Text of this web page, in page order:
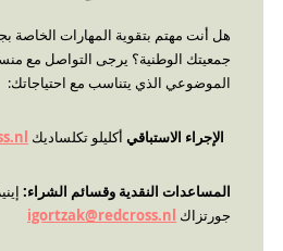
هل أنت مهتم بتقوية المهارات الخاصة
جمعيتك الوطنية؟ يرجى التواصل مع
الموضوعي الذي يتناسب مع احتياجاتك:
الإجراء الاستباقي أكليلو تكلساديك
المساعدات النقدية وقسائم الشراء:إينيز
جورتزاك igortzak@redcross.nl